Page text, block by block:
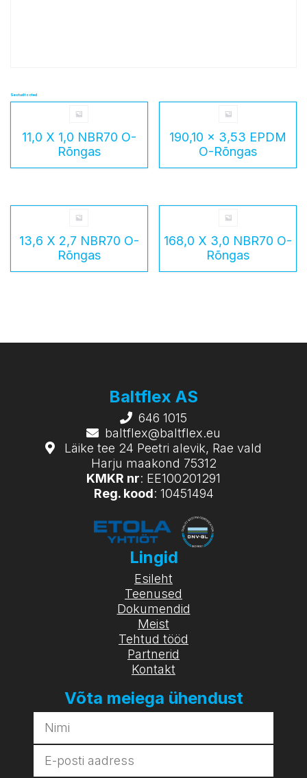
Seotud tooted
11,0 X 1,0 NBR70 O-
Rõngas
190,10 x 3,53 EPDM
O-Rõngas
13,6 X 2,7 NBR70 O-
Rõngas
168,0 X 3,0 NBR70 O-
Rõngas
Baltflex AS
646 1015
baltflex@baltflex.eu
Läike tee 24 Peetri alevik, Rae vald
Harju maakond 75312
KMKR nr: EE100201291
Reg. kood: 10451494
Lingid
Esileht
Teenused
Dokumendid
Meist
Tehtud tööd
Partnerid
Kontakt
Võta meiega ühendust